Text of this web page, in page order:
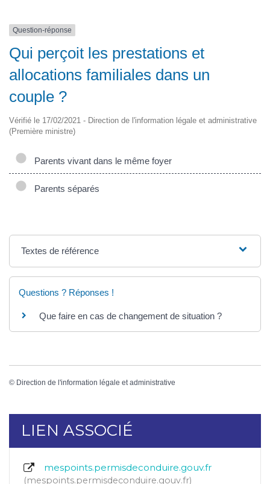
Question-réponse
Qui perçoit les prestations et
allocations familiales dans un
couple ?
Vérifié le 17/02/2021 - Direction de l'information légale et administrative
(Première ministre)
Parents vivant dans le même foyer
Parents séparés
Textes de référence
Questions ? Réponses !
Que faire en cas de changement de situation ?
© Direction de l'information légale et administrative
LIEN ASSOCIÉ
mespoints.permisdeconduire.gouv.fr
mespoints.permisdeconduire.gouv.fr